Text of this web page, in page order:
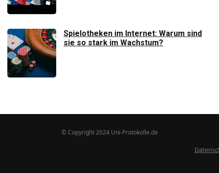
Spielotheken im Internet: Warum sind
sie so stark im Wachstum?
© Copyright 2024 Uni-Protokolle.de